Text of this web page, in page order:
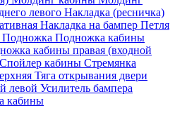
левого Накладка (ресничка)
Накладка на бампер Петля
Подножка Подножка кабины
кабины правая (входной
Спойлер кабины Стремянка
Тяга открывания двери
левой Усилитель бампера
кабины